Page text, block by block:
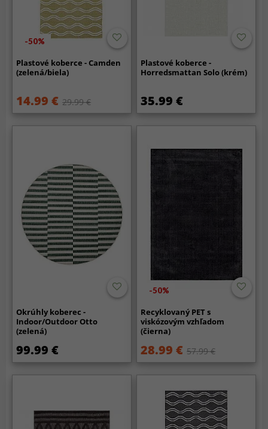
-50%
Plastové koberce - Camden
(zelená/biela)
14.99 € 29.99 €
Plastové koberce -
Horredsmattan Solo (krém)
35.99 €
Okrúhly koberec -
Indoor/Outdoor Otto
(zelená)
99.99 €
-50%
Recyklovaný PET s
viskózovým vzhľadom
(čierna)
28.99 € 57.99 €